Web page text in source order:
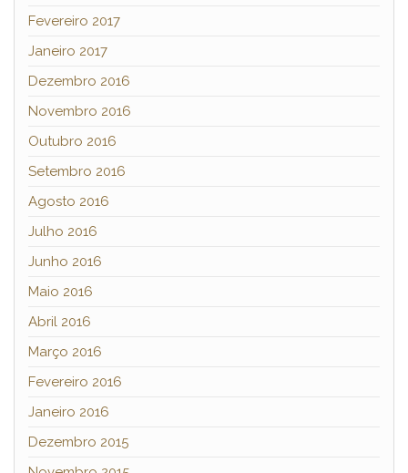
Fevereiro 2017
Janeiro 2017
Dezembro 2016
Novembro 2016
Outubro 2016
Setembro 2016
Agosto 2016
Julho 2016
Junho 2016
Maio 2016
Abril 2016
Março 2016
Fevereiro 2016
Janeiro 2016
Dezembro 2015